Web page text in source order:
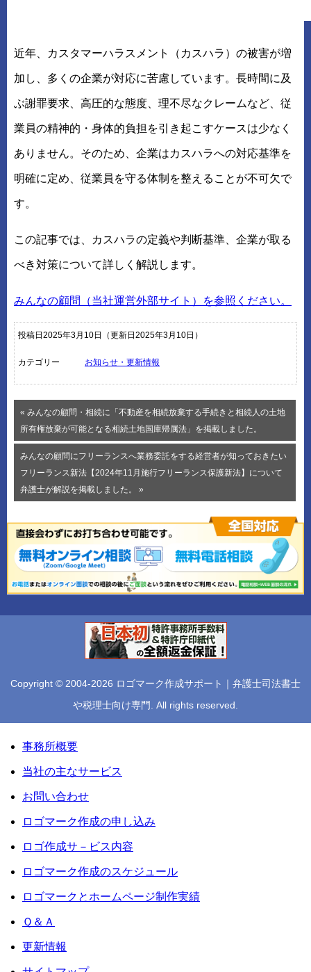
近年、カスタマーハラスメント（カスハラ）の被害が増
加し、多くの企業が対応に苦慮しています。長時間に及
ぶ謝罪要求、高圧的な態度、理不尽なクレームなど、従
業員の精神的・身体的負担を引き起こすケースは少なく
ありません。そのため、企業はカスハラへの対応基準を
明確に定め、従業員を守る体制を整えることが不可欠で
す。
この記事では、カスハラの定義や判断基準、企業が取る
べき対策について詳しく解説します。
みんなの顧問（当社運営外部サイト）を参照ください。
投稿日2025年3月10日 （更新日2025年3月10日）
カテゴリー お知らせ・更新情報
« みんなの顧問・相続に「不動産を相続放棄する手続きと相続人の土地
所有権放棄が可能となる相続土地国庫帰属法」を掲載しました。
みんなの顧問にフリーランスへ業務委託をする経営者が知っておきたい
フリーランス新法【2024年11月施行フリーランス保護新法】について
弁護士が解説を掲載しました。 »
Copyright © 2004-2026 ロゴマーク作成サポート｜弁護士司法書士
や税理士向け専門. All rights reserved.
事務所概要
当社の主なサービス
お問い合わせ
ロゴマーク作成の申し込み
ロゴ作成サ－ビス内容
ロゴマーク作成のスケジュール
ロゴマークとホームページ制作実績
Ｑ＆Ａ
更新情報